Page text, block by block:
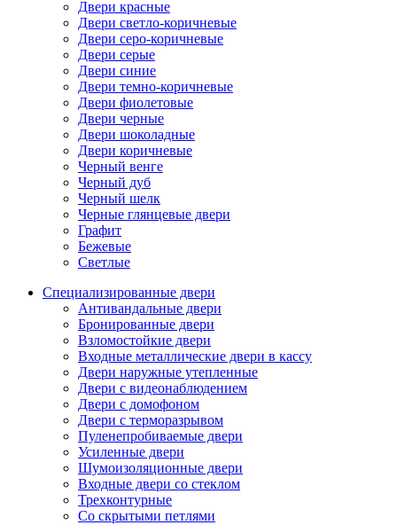
Двери красные
Двери светло-коричневые
Двери серо-коричневые
Двери серые
Двери синие
Двери темно-коричневые
Двери фиолетовые
Двери черные
Двери шоколадные
Двери коричневые
Черный венге
Черный дуб
Черный шелк
Черные глянцевые двери
Графит
Бежевые
Светлые
Специализированные двери
Антивандальные двери
Бронированные двери
Взломостойкие двери
Входные металлические двери в кассу
Двери наружные утепленные
Двери с видеонаблюдением
Двери с домофоном
Двери с терморазрывом
Пуленепробиваемые двери
Усиленные двери
Шумоизоляционные двери
Входные двери со стеклом
Трехконтурные
Со скрытыми петлями